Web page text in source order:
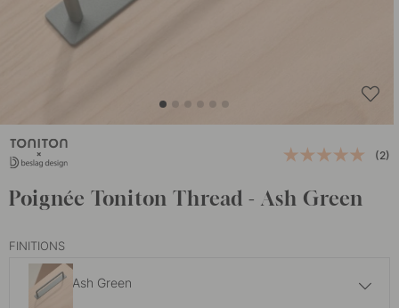
(2)
Poignée Toniton Thread - Ash Green
FINITIONS
Ash Green